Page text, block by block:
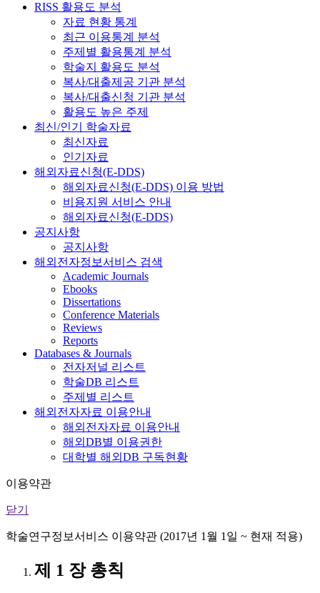
RISS 활용도 분석
자료 현황 통계
최근 이용통계 분석
주제별 활용통계 분석
학술지 활용도 분석
복사/대출제공 기관 분석
복사/대출신청 기관 분석
활용도 높은 주제
최신/인기 학술자료
최신자료
인기자료
해외자료신청(E-DDS)
해외자료신청(E-DDS) 이용 방법
비용지원 서비스 안내
해외자료신청(E-DDS)
공지사항
공지사항
해외전자정보서비스 검색
Academic Journals
Ebooks
Dissertations
Conference Materials
Reviews
Reports
Databases & Journals
전자저널 리스트
학술DB 리스트
주제별 리스트
해외전자자료 이용안내
해외전자자료 이용안내
해외DB별 이용권한
대학별 해외DB 구독현황
이용약관
닫기
학술연구정보서비스 이용약관 (2017년 1월 1일 ~ 현재 적용)
제 1 장 총칙